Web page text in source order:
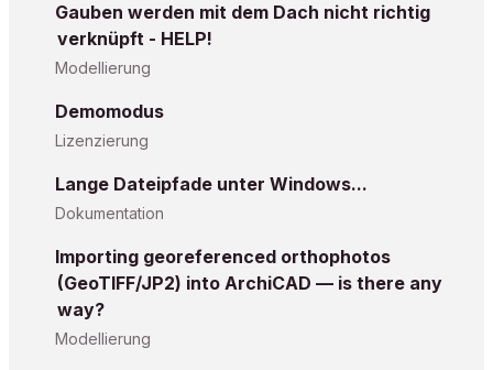
Gauben werden mit dem Dach nicht richtig
verknüpft - HELP!
Modellierung
Demomodus
Lizenzierung
Lange Dateipfade unter Windows...
Dokumentation
Importing georeferenced orthophotos
(GeoTIFF/JP2) into ArchiCAD — is there any
way?
Modellierung